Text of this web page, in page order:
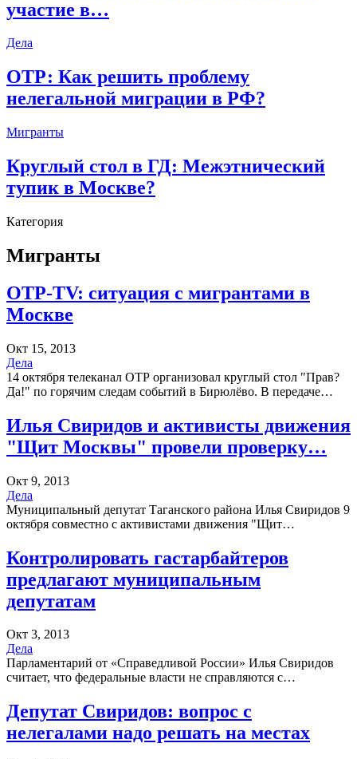
участие в…
Дела
ОТР: Как решить проблему
нелегальной миграции в РФ?
Мигранты
Круглый стол в ГД: Межэтнический
тупик в Москве?
Категория
Мигранты
ОТР-TV: ситуация с мигрантами в
Москве
Окт 15, 2013
Дела
14 октября телеканал ОТР организовал круглый стол "Прав?
Да!" по горячим следам событий в Бирюлёво. В передаче…
Илья Свиридов и активисты движения
"Щит Москвы" провели проверку…
Окт 9, 2013
Дела
Муниципальный депутат Таганского района Илья Свиридов 9
октября совместно с активистами движения "Щит…
Контролировать гастарбайтеров
предлагают муниципальным
депутатам
Окт 3, 2013
Дела
Парламентарий от «Справедливой России» Илья Свиридов
считает, что федеральные власти не справляются с…
Депутат Свиридов: вопрос с
нелегалами надо решать на местах